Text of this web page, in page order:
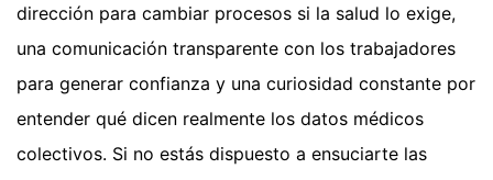
dirección para cambiar procesos si la salud lo exige,
una comunicación transparente con los trabajadores
para generar confianza y una curiosidad constante por
entender qué dicen realmente los datos médicos
colectivos. Si no estás dispuesto a ensuciarte las